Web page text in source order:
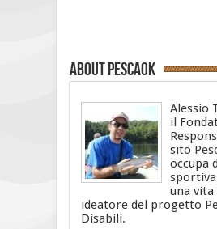
About PescaOk
Alessio
il
sito
occupa
una vita
ideatore del progetto
Disabili.